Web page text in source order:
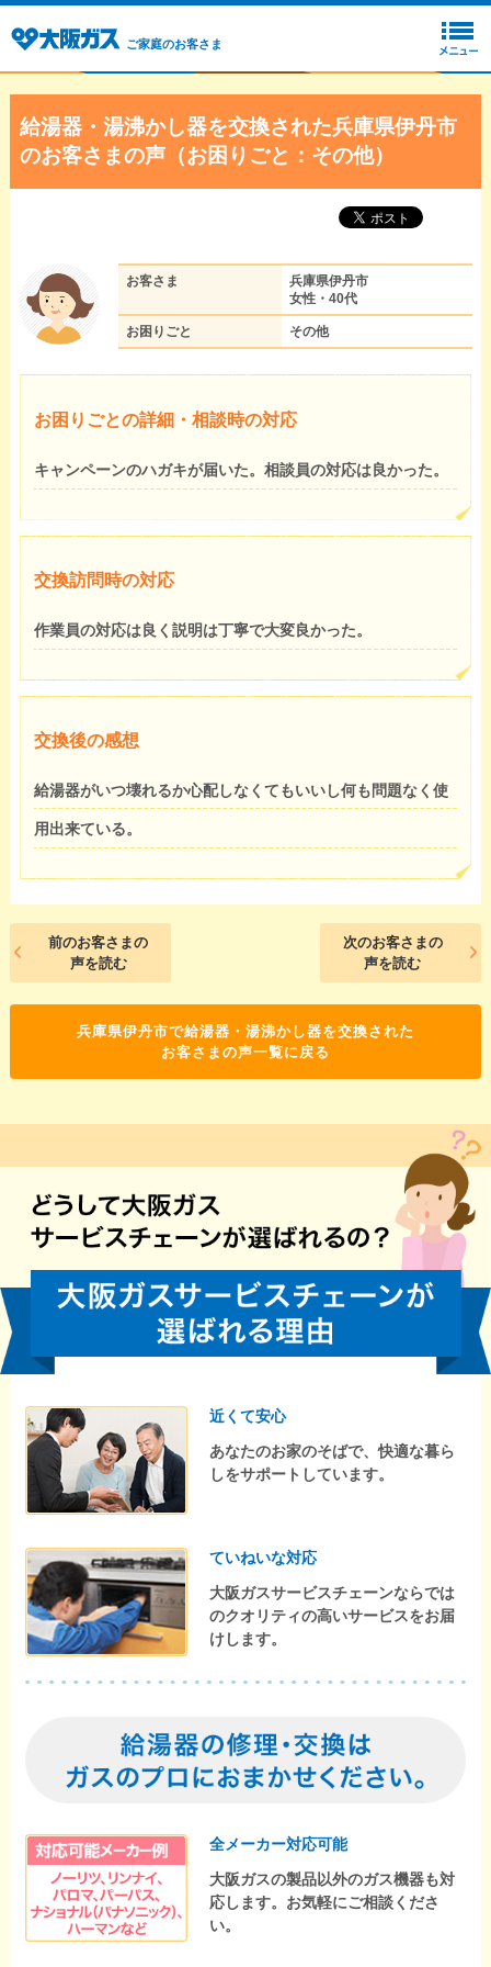
ご家庭のお客さま
給湯器・湯沸かし器を交換された兵庫県伊丹市
のお客さまの声（お困りごと：その他）
お客さま
兵庫県伊丹市
女性・40代
お困りごと その他
お困りごとの詳細・相談時の対応
キャンペーンのハガキが届いた。相談員の対応は良かった。
交換訪問時の対応
作業員の対応は良く説明は丁寧で大変良かった。
交換後の感想
給湯器がいつ壊れるか心配しなくてもいいし何も問題なく使
用出来ている。
前のお客さまの
声を読む
次のお客さまの
声を読む
兵庫県伊丹市で給湯器・湯沸かし器を交換された
お客さまの声一覧に戻る
近くて安心
あなたのお家のそばで、快適な暮ら
しをサポートしています。
ていねいな対応
大阪ガスサービスチェーンならでは
のクオリティの高いサービスをお届
けします。
全メーカー対応可能
大阪ガスの製品以外のガス機器も対
応します。お気軽にご相談くださ
い。